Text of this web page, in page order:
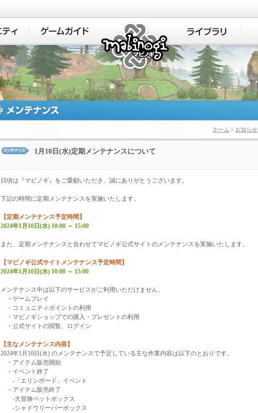
マビノギ
ホーム > お知らせ
1月10日(水)定期メンテナンスについて
日頃は『マビノギ』をご愛顧いただき、誠にありがとうございます。
下記の時間に定期メンテナンスを実施いたします。
【定期メンテナンス予定時間】
2024年1月10日(水) 10:00 ～ 15:00
また、定期メンテナンスと合わせてマビノギ公式サイトのメンテナンスを実施いたします。
【マビノギ公式サイトメンテナンス予定時間】
2024年1月10日(水) 10:00 ～ 15:00
メンテナンス中は以下のサービスがご利用いただけません。
・ゲームプレイ
・コミュニティポイントの利用
・マビノギショップでの購入・プレゼントの利用
・公式サイトの閲覧、ログイン
【主なメンテナンス内容】
2024年1月10日(水) のメンテナンスで予定している主な作業内容は以下のとおりです。
・アイテム販売開始
・イベント終了
-「エリンボード」イベント
・アイテム販売終了
-大冒険ペットボックス
-シャドウリーパーボックス